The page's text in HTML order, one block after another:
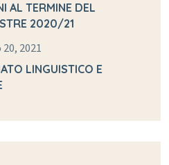
AL TERMINE DEL
2020/21
2021
LINGUISTICO E